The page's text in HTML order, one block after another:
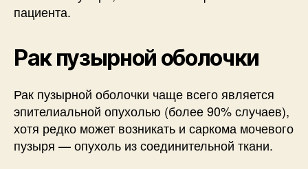
пациента.
Рак пузырной оболочки
Рак пузырной оболочки чаще всего является
эпителиальной опухолью (более 90% случаев),
хотя редко может возникать и саркома мочевого
пузыря — опухоль из соединительной ткани.